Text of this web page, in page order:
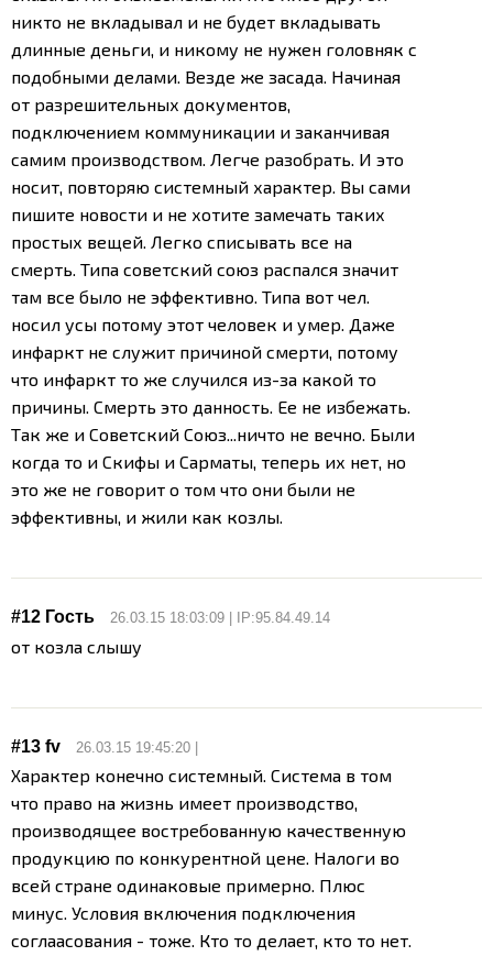
никто не вкладывал и не будет вкладывать
длинные деньги, и никому не нужен головняк с
подобными делами. Везде же засада. Начиная
от разрешительных документов,
подключением коммуникации и заканчивая
самим производством. Легче разобрать. И это
носит, повторяю системный характер. Вы сами
пишите новости и не хотите замечать таких
простых вещей. Легко списывать все на
смерть. Типа советский союз распался значит
там все было не эффективно. Типа вот чел.
носил усы потому этот человек и умер. Даже
инфаркт не служит причиной смерти, потому
что инфаркт то же случился из-за какой то
причины. Смерть это данность. Ее не избежать.
Так же и Советский Союз...ничто не вечно. Были
когда то и Скифы и Сарматы, теперь их нет, но
это же не говорит о том что они были не
эффективны, и жили как козлы.
#12 Гость 26.03.15 18:03:09 | IP:95.84.49.14
от козла слышу
#13 fv 26.03.15 19:45:20 |
Характер конечно системный. Система в том
что право на жизнь имеет производство,
производящее востребованную качественную
продукцию по конкурентной цене. Налоги во
всей стране одинаковые примерно. Плюс
минус. Условия включения подключения
соглаасования - тоже. Кто то делает, кто то нет.